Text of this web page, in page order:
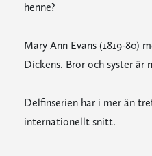
henne?
Mary Ann Evans (1819-80)
Dickens. Bror och syster är
Delfinserien har i mer än
internationellt snitt.